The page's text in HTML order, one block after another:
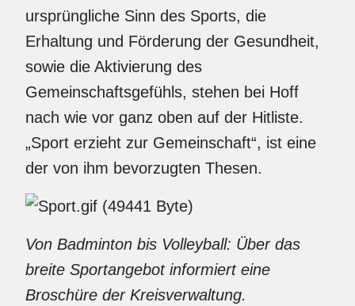
ursprüngliche Sinn des Sports, die
Erhaltung und Förderung der Gesundheit,
sowie die Aktivierung des
Gemeinschaftsgefühls, stehen bei Hoff
nach wie vor ganz oben auf der Hitliste.
„Sport erzieht zur Gemeinschaft“, ist eine
der von ihm bevorzugten Thesen.
Von Badminton bis Volleyball: Über das
breite Sportangebot informiert eine
Broschüre der Kreisverwaltung.